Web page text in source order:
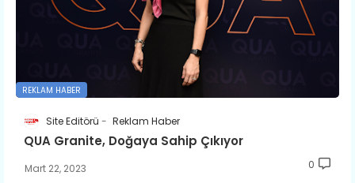
REKLAM HABER
Site Editörü Reklam Haber
QUA Granite, Doğaya Sahip Çıkıyor
Mart 22, 2023 0